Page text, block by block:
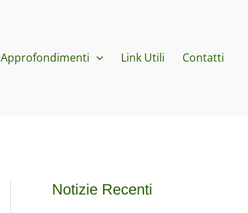
Approfondimenti Link Utili Contatti
Notizie Recenti